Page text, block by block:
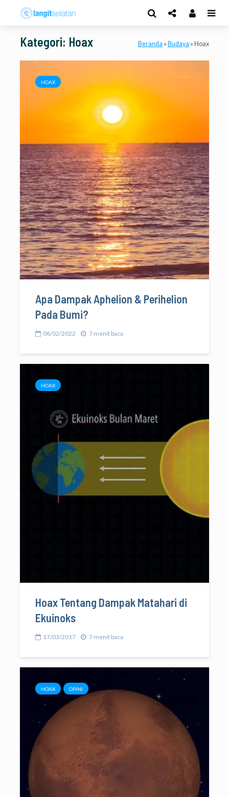
Kategori: Hoax Beranda » Budaya » Hoax
HOAX
Apa Dampak Aphelion & Perihelion
Pada Bumi?
08/02/2022 7 menit baca
HOAX
Hoax Tentang Dampak Matahari di
Ekuinoks
17/03/2017 7 menit baca
HOAX OPINI